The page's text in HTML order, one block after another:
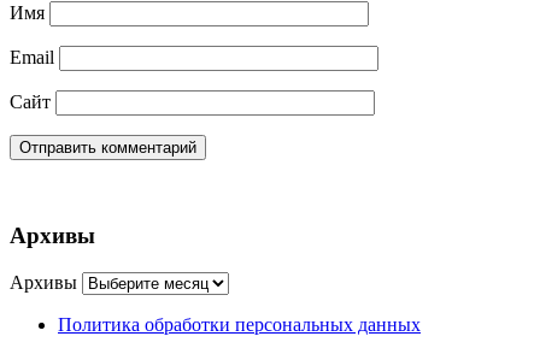
Имя
Email
Сайт
Архивы
Архивы
Политика обработки персональных данных